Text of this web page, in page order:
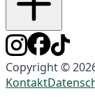
Copyright ©
Kontakt